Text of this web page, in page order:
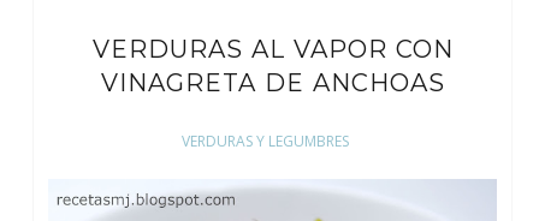
VERDURAS AL VAPOR CON
VINAGRETA DE ANCHOAS
VERDURAS Y LEGUMBRES